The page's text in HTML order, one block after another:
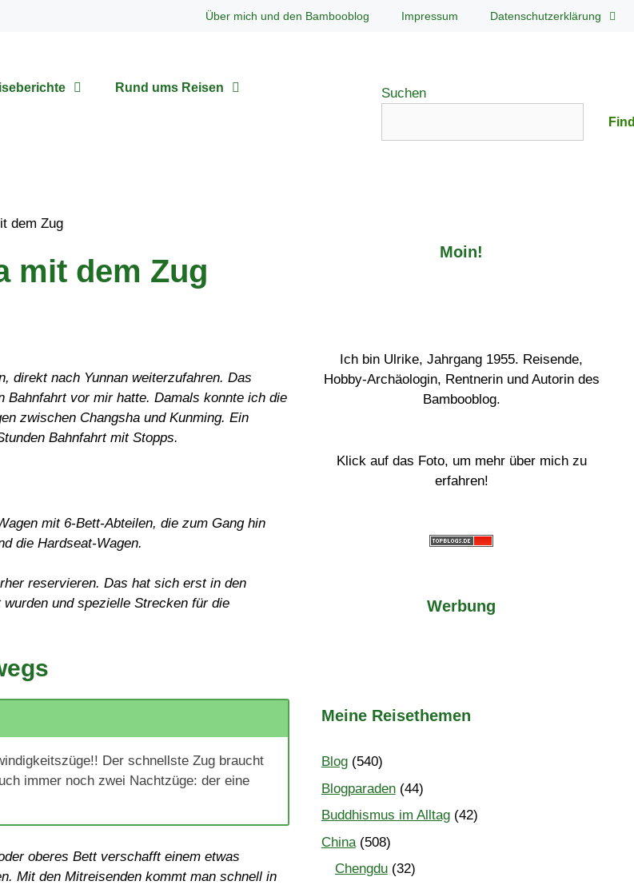
Über mich und den Bambooblog Impressum Datenschutzerklärung
Rund ums Reisen Suchen
mit dem Zug
direkt nach Yunnan weiterzufahren. Das
Bahnfahrt vor mir hatte. Damals konnte ich die
zwischen Changsha und Kunming. Ein
Bahnfahrt mit Stopps.
mit 6-Bett-Abteilen, die zum Gang hin
die Hardseat-Wagen.
reservieren. Das hat sich erst in den
und spezielle Strecken für die
Der schnellste Zug braucht
immer noch zwei Nachtzüge: der eine
oberes Bett verschafft einem etwas
Mit den Mitreisenden kommt man schnell in
Moin!
Ich bin Ulrike, Jahrgang 1955. Reisende,
Hobby-Archäologin, Rentnerin und Autorin des
Bambooblog.
Klick auf das Foto, um mehr über mich zu
erfahren!
Werbung
Meine Reisethemen
Blog(540)
Blogparaden(44)
Buddhismus im Alltag(42)
China(508)
Chengdu(32)